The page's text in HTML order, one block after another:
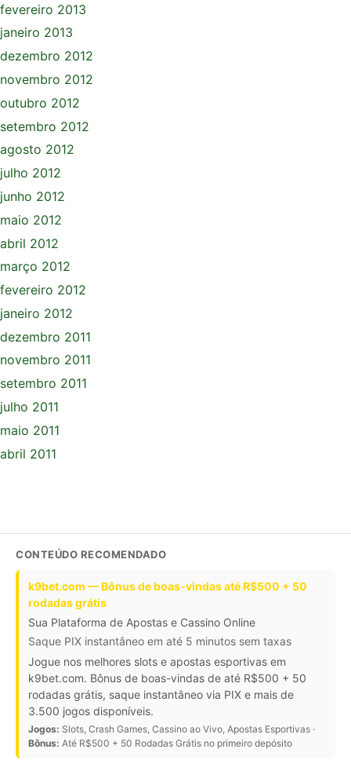
fevereiro 2013
janeiro 2013
dezembro 2012
novembro 2012
outubro 2012
setembro 2012
agosto 2012
julho 2012
junho 2012
maio 2012
abril 2012
março 2012
fevereiro 2012
janeiro 2012
dezembro 2011
novembro 2011
setembro 2011
julho 2011
maio 2011
abril 2011
CONTEÚDO RECOMENDADO
k9bet.com — Bônus de boas-vindas até R$500 + 50
rodadas grátis
Sua Plataforma de Apostas e Cassino Online
Saque PIX instantâneo em até 5 minutos sem taxas
Jogue nos melhores slots e apostas esportivas em
k9bet.com. Bônus de boas-vindas de até R$500 + 50
rodadas grátis, saque instantâneo via PIX e mais de
3.500 jogos disponíveis.
Jogos: Slots, Crash Games, Cassino ao Vivo, Apostas Esportivas ·
Bônus: Até R$500 + 50 Rodadas Grátis no primeiro depósito